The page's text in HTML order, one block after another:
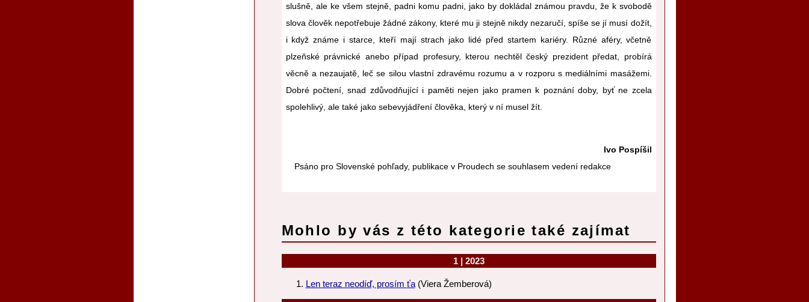
slušně, ale ke všem stejně, padni komu padni, jako by dokládal známou pravdu, že k svobodě
slova člověk nepotřebuje žádné zákony, které mu ji stejně nikdy nezaručí, spíše se jí musí dožít,
i když známe i starce, kteří mají strach jako lidé před startem kariéry. Různé aféry, včetně
plzeňské právnické anebo případ profesury, kterou nechtěl český prezident předat, probírá
věcně a nezaujatě, leč se silou vlastní zdravému rozumu a v rozporu s mediálními masážemi.
Dobré počtení, snad zdůvodňující i paměti nejen jako pramen k poznání doby, byť ne zcela
spolehlivý, ale také jako sebevyjádření člověka, který v ní musel žít.
Ivo Pospíšil
Psáno pro Slovenské pohľady, publikace v Proudech se souhlasem vedení redakce
Mohlo by vás z této kategorie také zajímat
1 | 2023
Len teraz neodíď, prosím ťa(Viera Žemberová)